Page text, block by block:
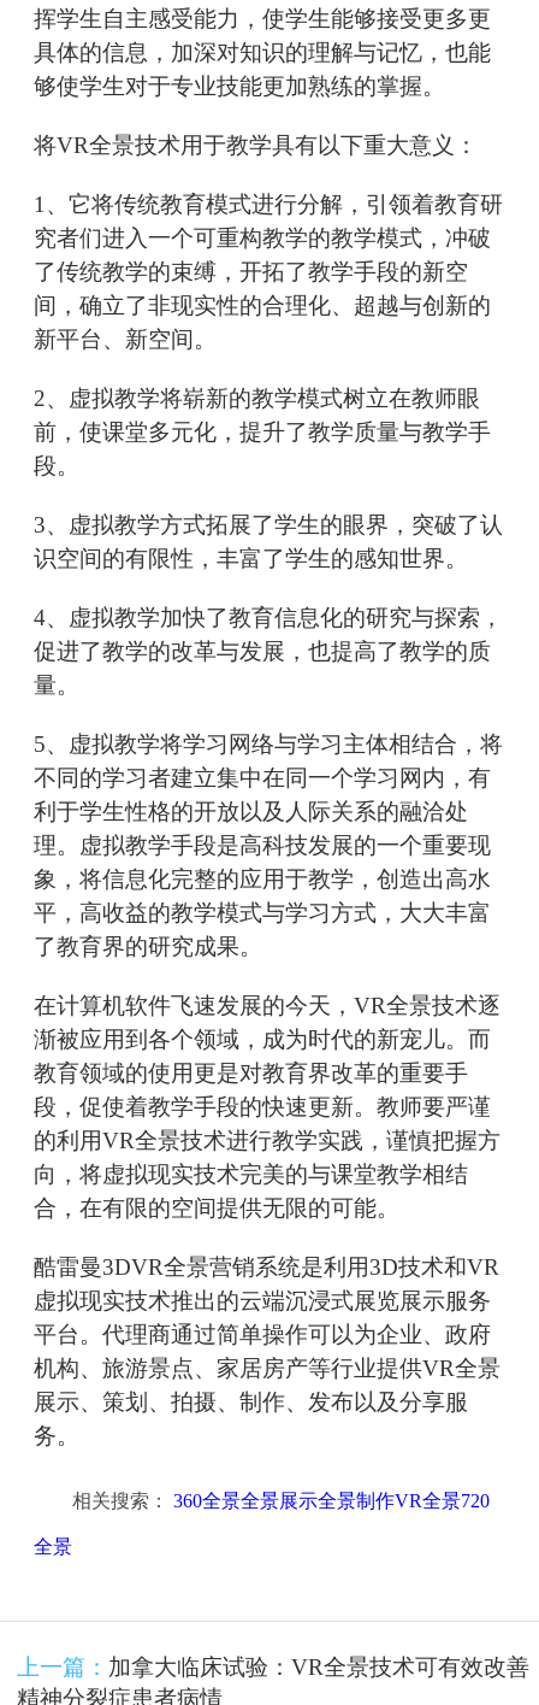
挥学生自主感受能力，使学生能够接受更多更
具体的信息，加深对知识的理解与记忆，也能
够使学生对于专业技能更加熟练的掌握。
将VR全景技术用于教学具有以下重大意义：
1、它将传统教育模式进行分解，引领着教育研
究者们进入一个可重构教学的教学模式，冲破
了传统教学的束缚，开拓了教学手段的新空
间，确立了非现实性的合理化、超越与创新的
新平台、新空间。
2、虚拟教学将崭新的教学模式树立在教师眼
前，使课堂多元化，提升了教学质量与教学手
段。
3、虚拟教学方式拓展了学生的眼界，突破了认
识空间的有限性，丰富了学生的感知世界。
4、虚拟教学加快了教育信息化的研究与探索，
促进了教学的改革与发展，也提高了教学的质
量。
5、虚拟教学将学习网络与学习主体相结合，将
不同的学习者建立集中在同一个学习网内，有
利于学生性格的开放以及人际关系的融洽处
理。虚拟教学手段是高科技发展的一个重要现
象，将信息化完整的应用于教学，创造出高水
平，高收益的教学模式与学习方式，大大丰富
了教育界的研究成果。
在计算机软件飞速发展的今天，VR全景技术逐
渐被应用到各个领域，成为时代的新宠儿。而
教育领域的使用更是对教育界改革的重要手
段，促使着教学手段的快速更新。教师要严谨
的利用VR全景技术进行教学实践，谨慎把握方
向，将虚拟现实技术完美的与课堂教学相结
合，在有限的空间提供无限的可能。
酷雷曼3DVR全景营销系统是利用3D技术和VR
虚拟现实技术推出的云端沉浸式展览展示服务
平台。代理商通过简单操作可以为企业、政府
机构、旅游景点、家居房产等行业提供VR全景
展示、策划、拍摄、制作、发布以及分享服
务。
相关搜索： 360全景全景展示全景制作VR全景720
全景
上一篇： 加拿大临床试验：VR全景技术可有效改善
精神分裂症患者病情